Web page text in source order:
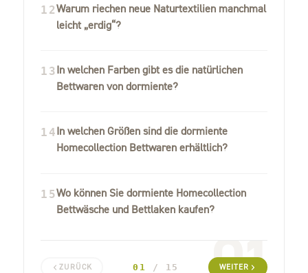
12Warum riechen neue Naturtextilien manchmal
leicht „erdig“?
13In welchen Farben gibt es die natürlichen
Bettwaren von dormiente?
14In welchen Größen sind die dormiente
Homecollection Bettwaren erhältlich?
15Wo können Sie dormiente Homecollection
Bettwäsche und Bettlaken kaufen?
ZURÜCK 01 / 15 WEITER